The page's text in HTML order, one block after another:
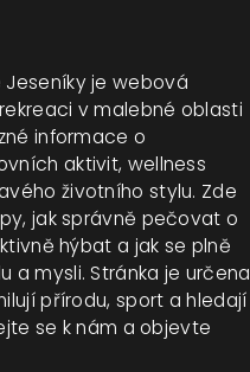
Jeseníky je webová
v malebné oblasti
informace o
aktivit, wellness
životního stylu. Zde
jak správně pečovat o
hýbat a jak se plně
a mysli. Stránka je určena
přírodu, sport a hledají
se k nám a objevte